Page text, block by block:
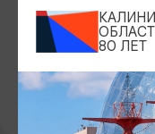
Официальный сайт
80 ЛЕТ